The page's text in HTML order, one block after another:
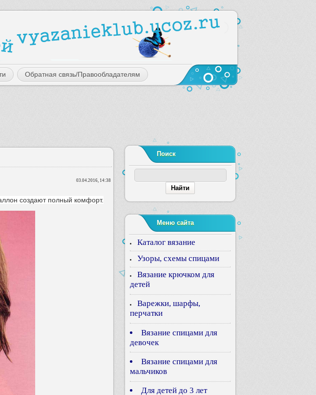
Обратная связь/Правообладателям
03.04.2016, 14:38
создают полный комфорт.
Поиск
Меню сайта
Каталог вязание
Узоры, схемы спицами
Вязание крючком для
детей
Варежки, шарфы,
перчатки
Вязание спицами для
девочек
Вязание спицами для
мальчиков
Для детей до 3 лет